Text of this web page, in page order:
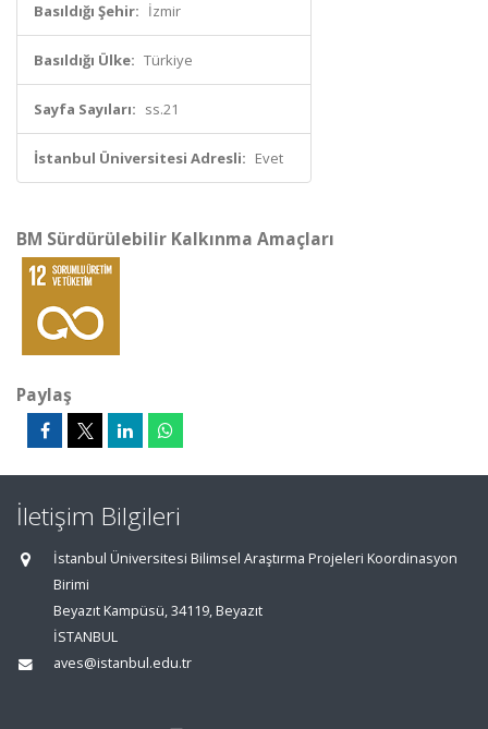
Basıldığı Şehir: İzmir
Basıldığı Ülke: Türkiye
Sayfa Sayıları: ss.21
İstanbul Üniversitesi Adresli: Evet
BM Sürdürülebilir Kalkınma Amaçları
Paylaş
İletişim Bilgileri
İstanbul Üniversitesi Bilimsel Araştırma Projeleri Koordinasyon
Birimi
Beyazıt Kampüsü, 34119, Beyazıt
İSTANBUL
aves@istanbul.edu.tr